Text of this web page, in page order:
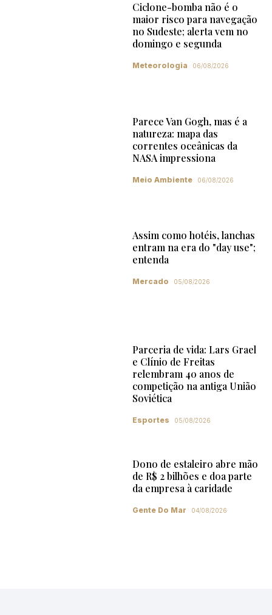
Ciclone-bomba não é o
maior risco para navegação
no Sudeste; alerta vem no
domingo e segunda
Meteorologia 06/08/2026
Parece Van Gogh, mas é a
natureza: mapa das
correntes oceânicas da
NASA impressiona
Meio Ambiente 06/08/2026
Assim como hotéis, lanchas
entram na era do "day use";
entenda
Mercado 05/08/2026
Parceria de vida: Lars Grael
e Clínio de Freitas
relembram 40 anos de
competição na antiga União
Soviética
Esportes 05/08/2026
Dono de estaleiro abre mão
de R$ 2 bilhões e doa parte
da empresa à caridade
Gente Do Mar 04/08/2026